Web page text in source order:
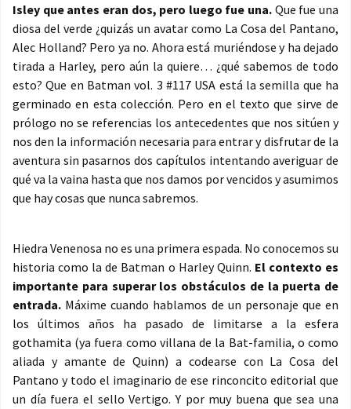
Isley que antes eran dos, pero luego fue una. Que fue una
diosa del verde ¿quizás un avatar como La Cosa del Pantano,
Alec Holland? Pero ya no. Ahora está muriéndose y ha dejado
tirada a Harley, pero aún la quiere… ¿qué sabemos de todo
esto? Que en Batman vol. 3 #117 USA está la semilla que ha
germinado en esta colección. Pero en el texto que sirve de
prólogo no se referencias los antecedentes que nos sitúen y
nos den la información necesaria para entrar y disfrutar de la
aventura sin pasarnos dos capítulos intentando averiguar de
qué va la vaina hasta que nos damos por vencidos y asumimos
que hay cosas que nunca sabremos.
Hiedra Venenosa no es una primera espada. No conocemos su
historia como la de Batman o Harley Quinn. El contexto es
importante para superar los obstáculos de la puerta de
entrada. Máxime cuando hablamos de un personaje que en
los últimos años ha pasado de limitarse a la esfera
gothamita (ya fuera como villana de la Bat-familia, o como
aliada y amante de Quinn) a codearse con La Cosa del
Pantano y todo el imaginario de ese rinconcito editorial que
un día fuera el sello Vertigo. Y por muy buena que sea una